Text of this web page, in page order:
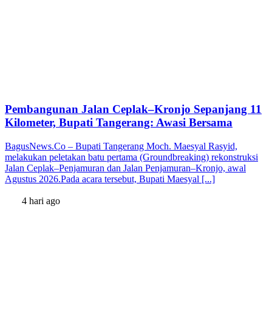
Pembangunan Jalan Ceplak–Kronjo Sepanjang 11
Kilometer, Bupati Tangerang: Awasi Bersama
BagusNews.Co – Bupati Tangerang Moch. Maesyal Rasyid,
melakukan peletakan batu pertama (Groundbreaking) rekonstruksi
Jalan Ceplak–Penjamuran dan Jalan Penjamuran–Kronjo, awal
Agustus 2026.Pada acara tersebut, Bupati Maesyal [...]
4 hari ago